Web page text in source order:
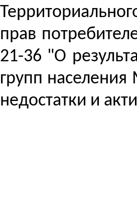
прав
21-36 "О
групп
недостатки и